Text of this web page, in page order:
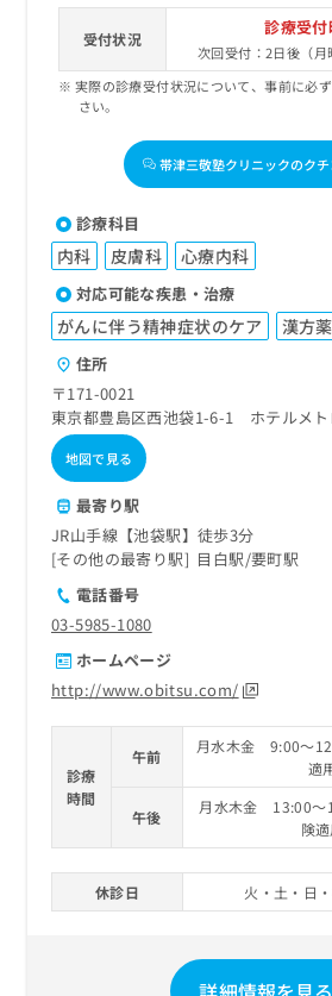
受付状況
診療受付
次回受付：2日後（
実際の診療受付状況について、事前に必
さい。
帯津三敬塾クリニックのク
診療科目
内科 皮膚科 心療内科
対応可能な疾患・治療
がんに伴う精神症状のケア 漢方
住所
〒171-0021
東京都豊島区西池袋1-6-1 ホテルメト
地図で見る
最寄り駅
JR山手線【池袋駅】徒歩3分
その他の最寄り駅
目白駅 要町駅
電話番号
03-5985-1080
ホームページ
http://www.obitsu.com/
診療
時間
午前
月水木金 9:00～
適
午後
月水木金 13:00～
険
休診日 火・土・日